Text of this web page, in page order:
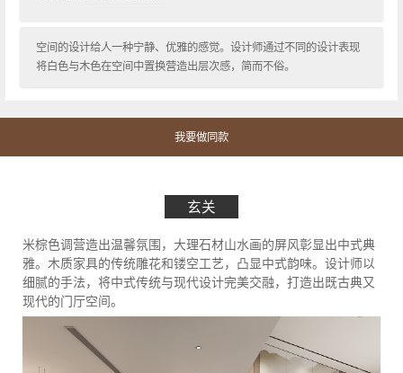
空间的设计给人一种宁静、优雅的感觉。设计师通过不同的设计表现
将白色与木色在空间中置换营造出层次感，简而不俗。
我要做同款
玄关
米棕色调营造出温馨氛围，大理石材山水画的屏风彰显出中式典
雅。木质家具的传统雕花和镂空工艺，凸显中式韵味。设计师以
细腻的手法，将中式传统与现代设计完美交融，打造出既古典又
现代的门厅空间。